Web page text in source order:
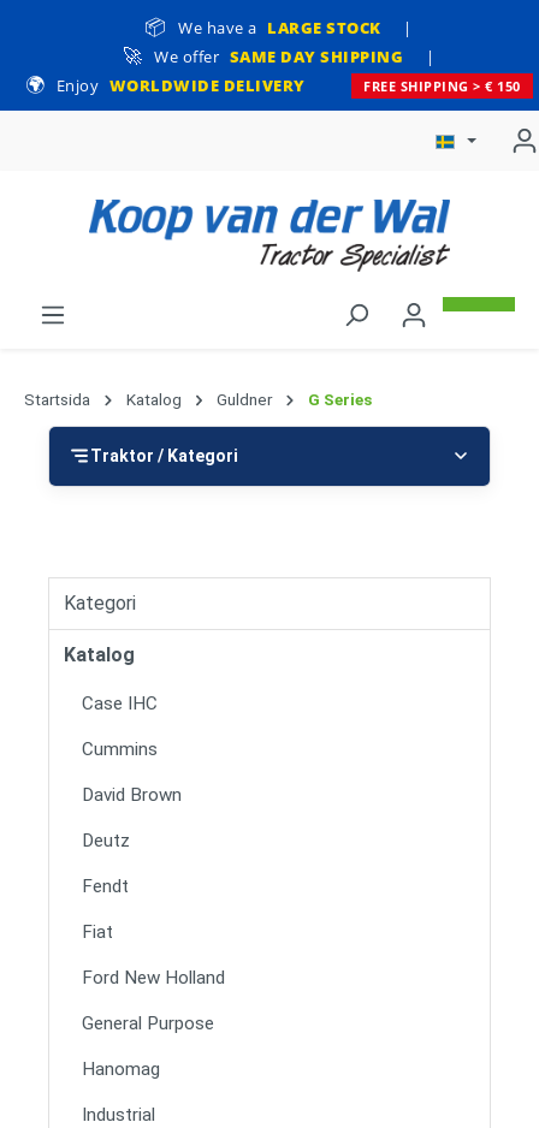
📦 We have a LARGE STOCK |
🚀 We offer SAME DAY SHIPPING |
🌍 Enjoy WORLDWIDE DELIVERY FREE SHIPPING > € 150
Startsida Katalog Guldner G Series
Traktor / Kategori
Kategori
Katalog
Case IHC
Cummins
David Brown
Deutz
Fendt
Fiat
Ford New Holland
General Purpose
Hanomag
Industrial